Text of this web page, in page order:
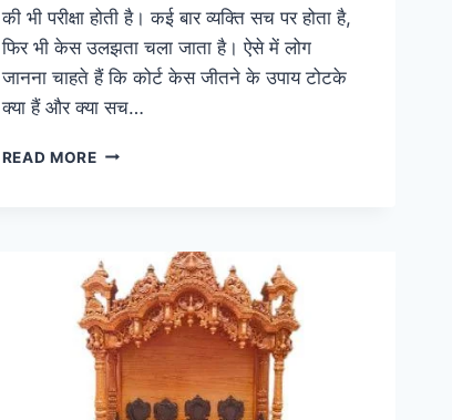
की भी परीक्षा होती है। कई बार व्यक्ति सच पर होता है,
फिर भी केस उलझता चला जाता है। ऐसे में लोग
जानना चाहते हैं कि कोर्ट केस जीतने के उपाय टोटके
क्या हैं और क्या सच…
READ MOREकोर्ट
टोटके
|
ज्योतिष,
दशा
और
वास्तु
के